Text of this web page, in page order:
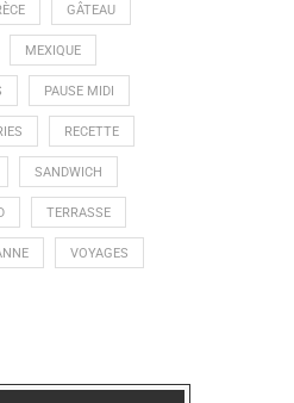
GÂTEAU
MEXIQUE
PAUSE MIDI
RECETTE
SANDWICH
TERRASSE
VOYAGES